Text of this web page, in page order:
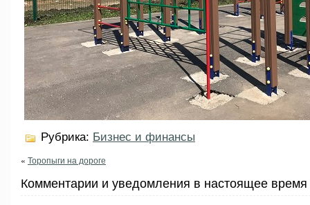
Рубрика: Бизнес и финансы
« Торопыги на дороге
Комментарии и уведомления в настоящее